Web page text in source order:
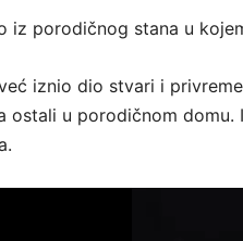
iz porodičnog stana u
iznio dio stvari i
ostali u porodičnom